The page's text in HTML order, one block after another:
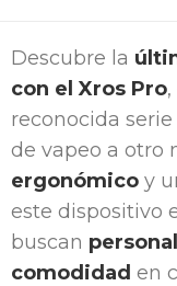
Descubre la
con el Xros Pro
reconocida
de vapeo a otro
ergonómico y
este dispositivo
buscan
comodidad en